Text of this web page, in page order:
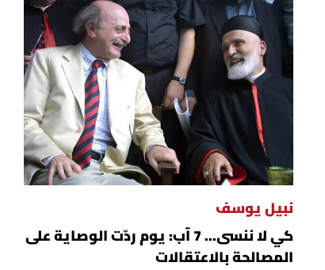
نبيل يوسف
كي لا ننسى... 7 آب: يوم ردّت الوصاية على
المصالحة بالاعتقالات